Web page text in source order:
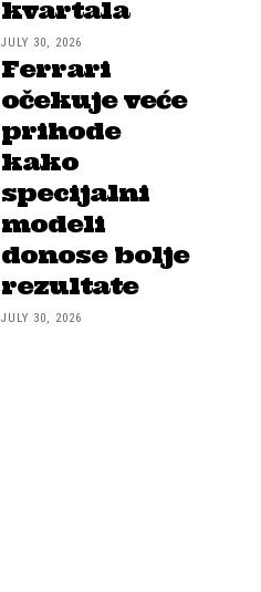
kvartala
JULY 30, 2026
Ferrari
očekuje veće
prihode
kako
specijalni
modeli
donose bolje
rezultate
JULY 30, 2026